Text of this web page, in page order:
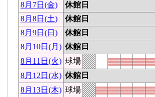
8月7日(金)
休館日
8月8日(土)
休館日
8月9日(日)
休館日
8月10日(月) 休館日
8月11日(火) 球場
8月12日(水) 休館日
8月13日(木) 球場